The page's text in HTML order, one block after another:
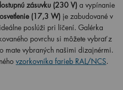
zásuvku (230 V) a vypínanie
osvetlenie (17,3 W) je zabudované v
poslúži pri líčení. Galérka
povrchu si môžete vybrať z
mate vybraných našimi dizajnérmi.
vzorkovníka farieb RAL/NCS.